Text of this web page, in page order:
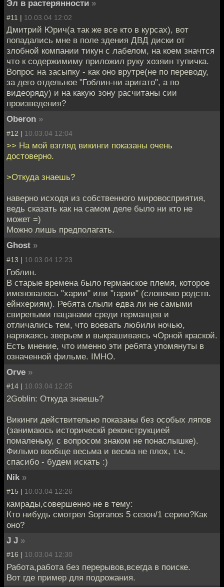
Эл в растерянности »
#11 | 10.03.04 12:02
Дмитрий Юрич(а так же все кто в курсах), вот
попадались мне в поле здения ДВД диски от
злобной компании тикун с лабелом, на коем значтся
что к содержимиму приложил руку хозяин тупичка.
Вопрос на засыпку - как оно врутре(не по переводу,
за дего отдельное "Гоблин-ни аригато", а по
видеоряду) и на какую зону расчитаны сии
произведения?
Oberon »
#12 | 10.03.04 12:04
>> На мой взгляд викинги показаны очень
достоверно.
>Откуда знаешь?
наверно исходя из собственного мировосприятия,
ведь сказать как на самом деле было ни кто не
может =)
Можно лишь предполагать.
Ghost »
#13 | 10.03.04 12:23
Гоблин.
В старые времена было германское племя, которое
именовалось "харии" или "гарии" (словечко родств.
ейнхериям). Ребята слыли едва ли не самыми
свирепыми пацанами среди германцев и
отличались тем, что воевать любили ночью,
наряжаясь зверьем и выкрашиваясь чОрной краской.
Есть мнение, что именно эти ребята упомянуты в
означенной фильме. IMHO.
Orve »
#14 | 10.03.04 12:25
2Goblin: Откуда знаешь?
Викинги действительно показаны без особых ляпов
(занимаюсь историческй реконструкцией
помаленьку, с вопросом знаком не понаслышке).
Фильмо вообще весьма и весма не плох, т.ч.
спасибо - будем искать :)
Nik »
#15 | 10.03.04 12:26
камрады,совершенно не в тему:
Кто нибудь смотрел Sopranos 5 сезон/1 серию?Как
оно?
J J »
#16 | 10.03.04 12:30
Работа,работа без перерывов,всегда в поиске.
Вот где пример для подрожания.